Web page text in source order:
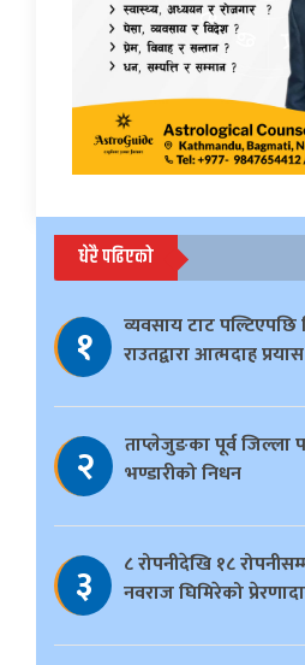
धेरै पढिएको
१
व्यवसाय टाट पल्टिएपछि
राउतद्वारा आत्मदाह प्रयास
२
ताप्लेजुङका पूर्व जिल्ला
भण्डारीको निधन
३
८ रोपनीदेखि १८
नवराज घिमिरेको